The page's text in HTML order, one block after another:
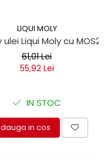
300ml
LIQUI MOLY
ulei Liqui Moly cu
61,01 Lei
55,92 Lei
IN STOC
in cos